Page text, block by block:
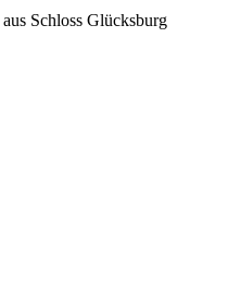
Schloss Glücksburg